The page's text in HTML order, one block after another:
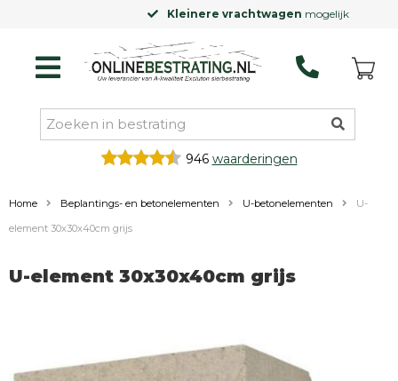
Kleinere vrachtwagenmogelijk
946 waarderingen
Home Beplantings- en betonelementen U-betonelementen
U-
element 30x30x40cm grijs
U-element 30x30x40cm grijs